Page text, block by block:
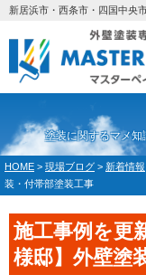
新居浜市・西条市・四国中央
塗装に関するマメ
HOME > 現場ブログ > 新着情報
装・付帯部塗装工事
施工事例を更
様邸】外壁塗